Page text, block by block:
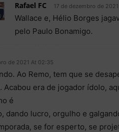
Rafael FC 17 de dezembro de
Wallace e, Hélio Borges
pelo Paulo Bonamigo.
de 2021 At 02:35
Ao Remo, tem que se
Acabou era de jogador ídolo,
é
dando lucro, orgulho e
se for esperto, se